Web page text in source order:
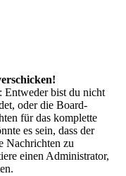
Entweder bist du nicht
oder die Board-
für das komplette
es sein, dass der
Nachrichten zu
einen Administrator,